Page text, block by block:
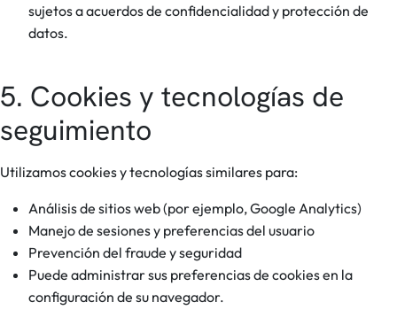
sujetos a acuerdos de confidencialidad y protección de
datos.
5. Cookies y tecnologías de
seguimiento
Utilizamos cookies y tecnologías similares para:
Análisis de sitios web (por ejemplo, Google Analytics)
Manejo de sesiones y preferencias del usuario
Prevención del fraude y seguridad
Puede administrar sus preferencias de cookies en la
configuración de su navegador.